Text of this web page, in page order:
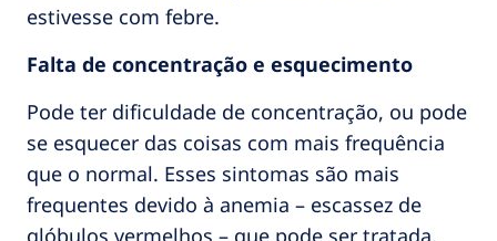
estivesse com febre.
Falta de concentração e esquecimento
Pode ter dificuldade de concentração, ou pode
se esquecer das coisas com mais frequência
que o normal. Esses sintomas são mais
frequentes devido à anemia – escassez de
glóbulos vermelhos – que pode ser tratada.